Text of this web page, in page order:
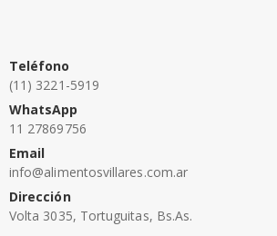
Teléfono
(11) 3221-5919
WhatsApp
11 27869756
Email
info@alimentosvillares.com.ar
Dirección
Volta 3035, Tortuguitas, Bs.As.